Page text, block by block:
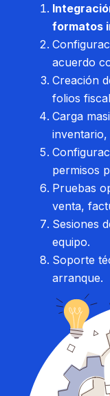
formatos
acuerdo
Creación
folios
Carga
permisos
Pruebas
venta,
Sesiones
equipo.
Soporte
arranque.